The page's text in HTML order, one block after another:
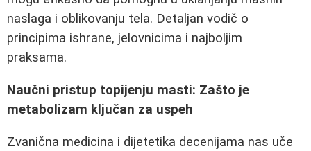
naslaga i oblikovanju tela. Detaljan vodič o
principima ishrane, jelovnicima i najboljim
praksama.
Naučni pristup topijenju masti: Zašto je
metabolizam ključan za uspeh
Zvanična medicina i dijetetika decenijama nas uče